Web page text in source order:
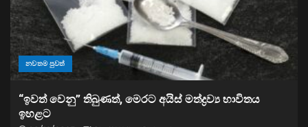
නවතම පුවත්
“ඉවත් වෙනු” තිබුණත්, මෙරට අයිස් මත්ද්‍රව්‍ය භාවිතය
ඉහළට